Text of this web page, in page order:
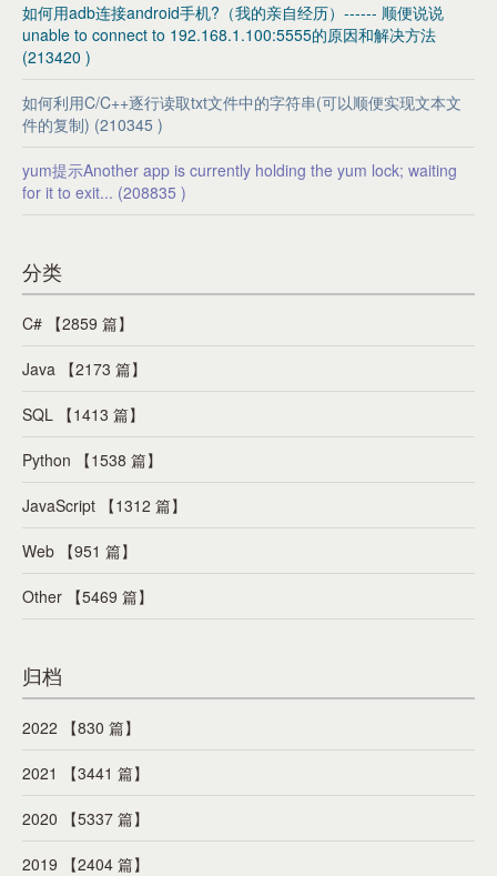
如何用adb连接android手机?（我的亲自经历）------ 顺便说说
unable to connect to 192.168.1.100:5555的原因和解决方法
(213420 )
如何利用C/C++逐行读取txt文件中的字符串(可以顺便实现文本文
件的复制) (210345 )
yum提示Another app is currently holding the yum lock; waiting
for it to exit... (208835 )
分类
C# 【2859 篇】
Java 【2173 篇】
SQL 【1413 篇】
Python 【1538 篇】
JavaScript 【1312 篇】
Web 【951 篇】
Other 【5469 篇】
归档
2022 【830 篇】
2021 【3441 篇】
2020 【5337 篇】
2019 【2404 篇】